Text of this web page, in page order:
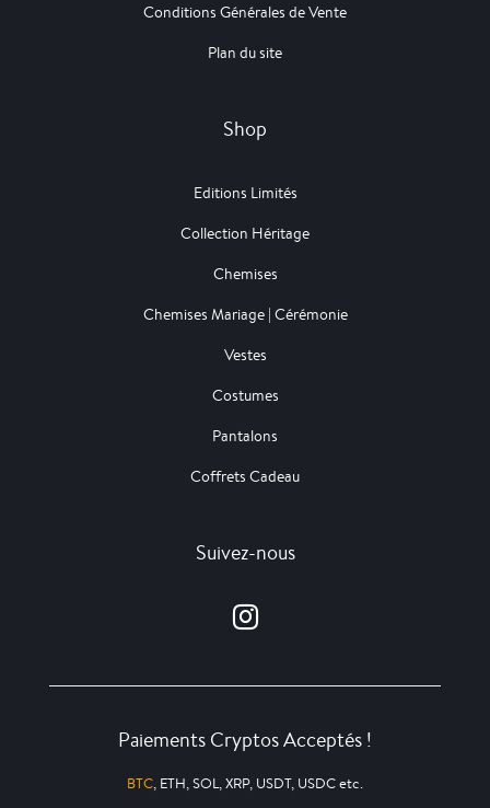
Conditions Générales de Vente
Plan du site
Shop
Editions Limités
Collection Héritage
Chemises
Chemises Mariage | Cérémonie
Vestes
Costumes
Pantalons
Coffrets Cadeau
Suivez-nous
Paiements Cryptos Acceptés !
BTC, ETH, SOL, XRP, USDT, USDC etc.